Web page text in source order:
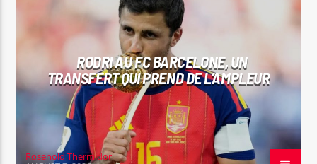
Bel Tv Radio
RODRI AU FC BARCELONE, UN
TRANSFERT QUI PREND DE L’AMPLEUR
Rosenold Thermidor